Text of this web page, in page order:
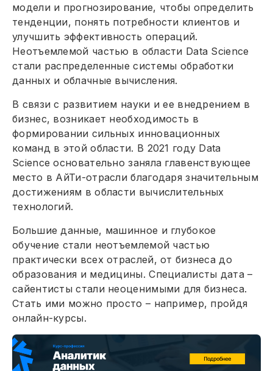
модели и прогнозирование, чтобы определить
тенденции, понять потребности клиентов и
улучшить эффективность операций.
Неотъемлемой частью в области Data Science
стали распределенные системы обработки
данных и облачные вычисления.
В связи с развитием науки и ее внедрением в
бизнес, возникает необходимость в
формировании сильных инновационных
команд в этой области. В 2021 году Data
Science основательно заняла главенствующее
место в АйТи-отрасли благодаря значительным
достижениям в области вычислительных
технологий.
Большие данные, машинное и глубокое
обучение стали неотъемлемой частью
практически всех отраслей, от бизнеса до
образования и медицины. Специалисты дата –
сайентисты стали неоценимыми для бизнеса.
Стать ими можно просто – например, пройдя
онлайн-курсы.